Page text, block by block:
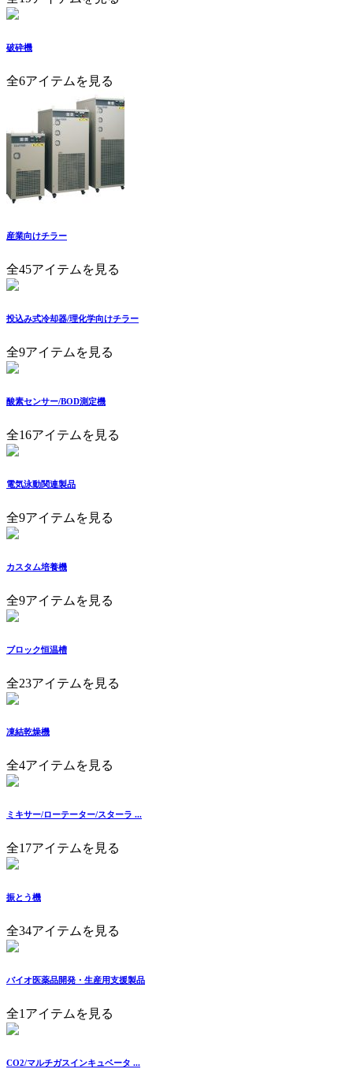
破砕機
全6アイテムを見る
産業向けチラー
全45アイテムを見る
投込み式冷却器/理化学向けチラー
全9アイテムを見る
酸素センサー/BOD測定機
全16アイテムを見る
電気泳動関連製品
全9アイテムを見る
カスタム培養機
全9アイテムを見る
ブロック恒温槽
全23アイテムを見る
凍結乾燥機
全4アイテムを見る
ミキサー/ローテーター/スターラ ...
全17アイテムを見る
振とう機
全34アイテムを見る
バイオ医薬品開発・生産用支援製品
全1アイテムを見る
CO2/マルチガスインキュベータ ...